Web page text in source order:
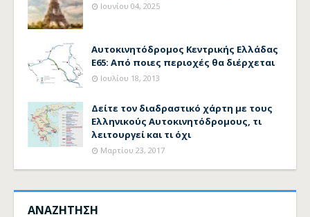
Ιουνίου 04, 2025
Αυτοκινητόδρομος Κεντρικής Ελλάδας
Ε65: Από ποιες περιοχές θα διέρχεται
Ιουλίου 18, 2013
Δείτε τον διαδραστικό χάρτη με τους
Ελληνικούς Αυτοκινητόδρομους, τι
λειτουργεί και τι όχι
Μαρτίου 23, 2017
ΑΝΑΖΗΤΗΣΗ